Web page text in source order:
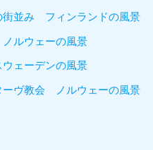
街並み フィンランドの風景
ルウェーの風景
ェーデンの風景
ーヴ教会 ノルウェーの風景